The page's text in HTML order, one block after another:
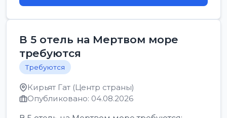
В 5 отель на Мертвом море
требуются
Требуются
Кирьят Гат (Центр страны)
Опубликовано: 04.08.2026